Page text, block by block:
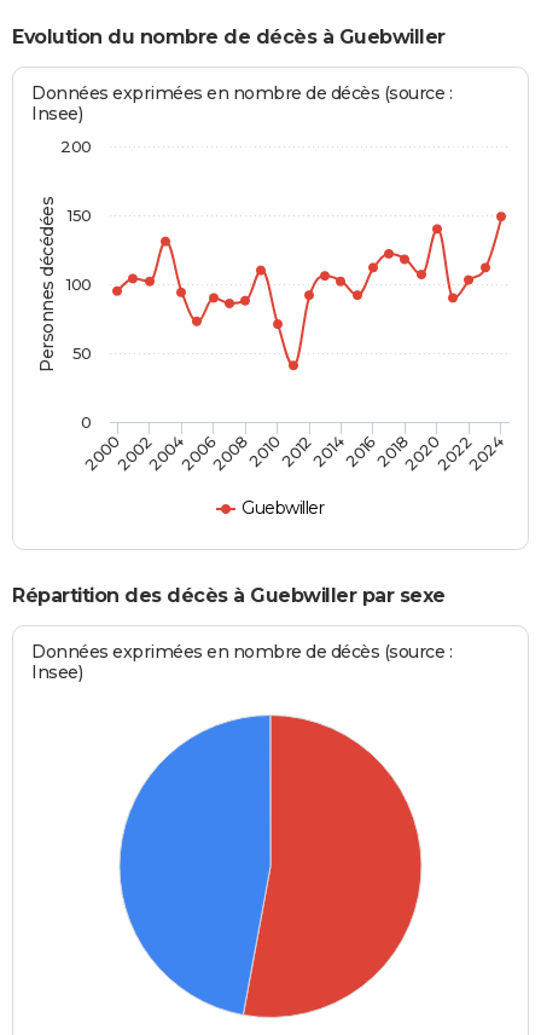
Evolution du nombre de décès à Guebwiller
Personnes décédées
Données exprimées en nombre de décès (source :
Insee)
Guebwiller
2000200220042006200820102012201420162018202020222024
50
100
150
0
200
Répartition des décès à Guebwiller par sexe
Données exprimées en nombre de décès (source :
Insee)